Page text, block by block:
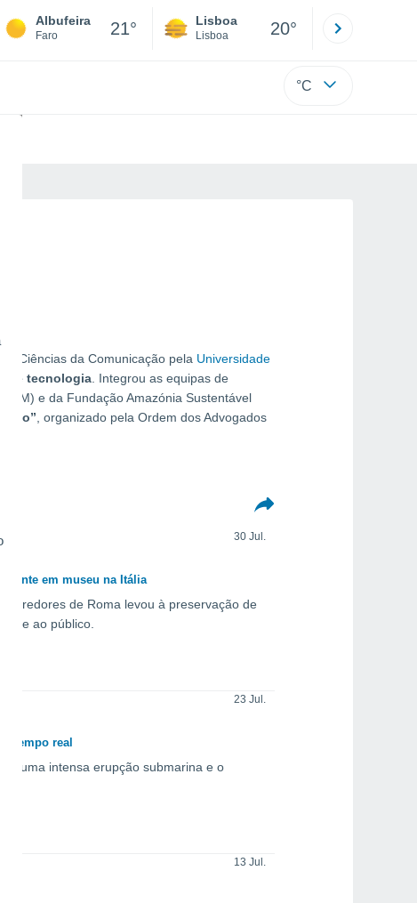
Albufeira
Faro 21° Lisboa
Lisboa 20°
°C
Ciências da Comunicação pela Universidade
e tecnologia . Integrou as equipas de
e da Fundação Amazónia Sustentável
, organizado pela Ordem dos Advogados
30 Jul.
em museu na Itália
arredores de Roma levou à preservação de
ao público.
23 Jul.
tempo real
uma intensa erupção submarina e o
13 Jul.